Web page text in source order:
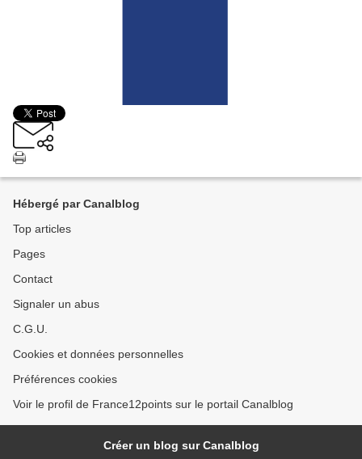
Hébergé par Canalblog
Top articles
Pages
Contact
Signaler un abus
C.G.U.
Cookies et données personnelles
Préférences cookies
Voir le profil de France12points sur le portail Canalblog
Créer un blog sur Canalblog